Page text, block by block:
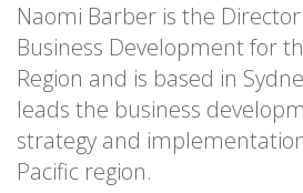
Naomi Barber is the
Business Development for
Region and is based in
leads the business
strategy and
Pacific region.